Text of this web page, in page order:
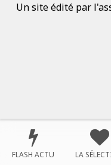
Un site édité par
FLASH ACTU LA